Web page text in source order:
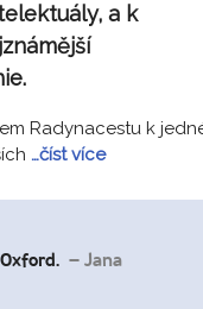
a k
Radynacestu k
…číst více
– Jana